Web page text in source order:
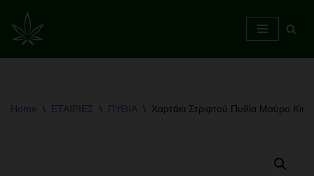
Skip
Home \ ΕΤΑΙΡΙΕΣ \ ΠΥΘΙΑ \ Χαρτάκι Στριφτού Πυθία Μαύρο